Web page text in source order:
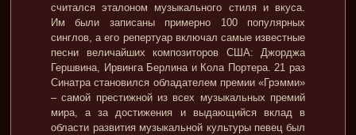
считался эталоном музыкального стиля и вкуса.
Им были записаны примерно 100 популярных
синглов, а его репертуар включал самые известные
песни величайших композиторов США: Джорджа
Гершвина, Ирвинга Берлина и Кола Портера. 21 раз
Синатра становился обладателем премии «Грэмми»
– самой престижной из всех музыкальных премий
мира, а за достижения и выдающийся вклад в
области развития музыкальной культуры певец был